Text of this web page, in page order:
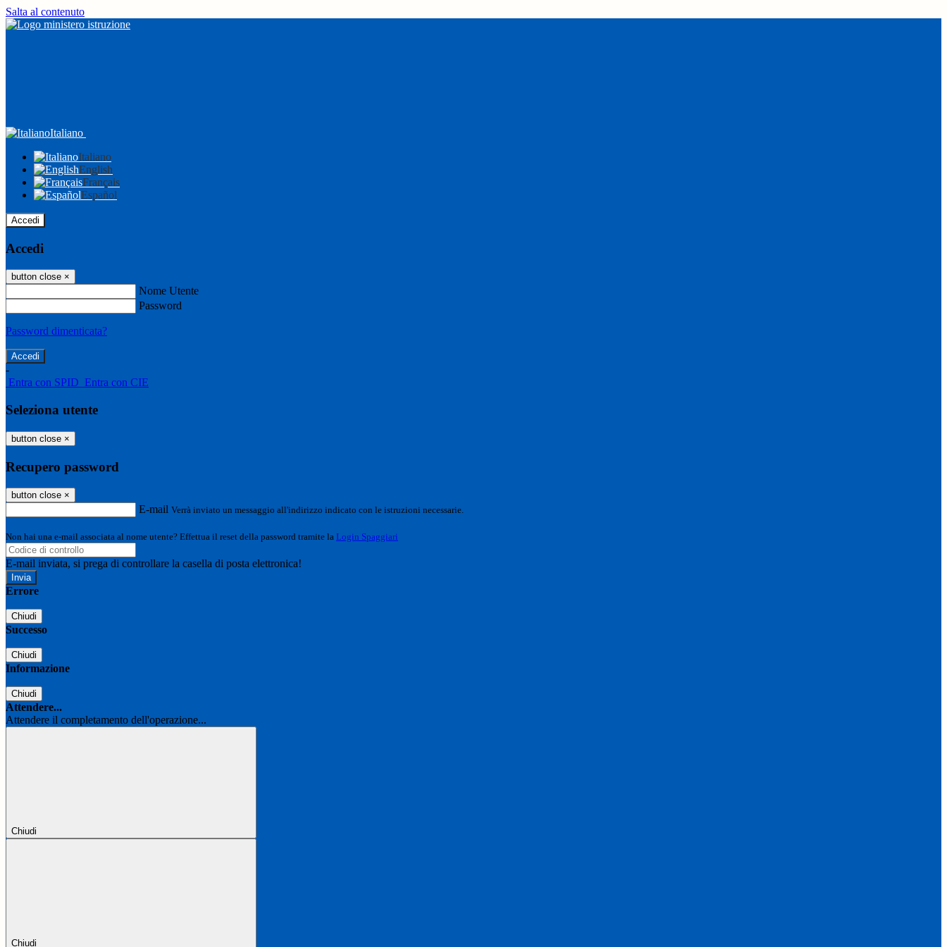
Salta al contenuto
Italiano
Italiano
English
Français
Español
Accedi
Accedi
button close ×
Nome Utente
Password
Password dimenticata?
-
Entra con SPID Entra con CIE
Seleziona utente
button close ×
Recupero password
button close ×
E-mail Verrà inviato un messaggio all'indirizzo indicato con le istruzioni necessarie.
Non hai una e-mail associata al nome utente? Effettua il reset della password tramite la Login Spaggiari
E-mail inviata, si prega di controllare la casella di posta elettronica!
Errore
Chiudi
Successo
Chiudi
Informazione
Chiudi
Attendere...
Attendere il completamento dell'operazione...
Chiudi
Chiudi